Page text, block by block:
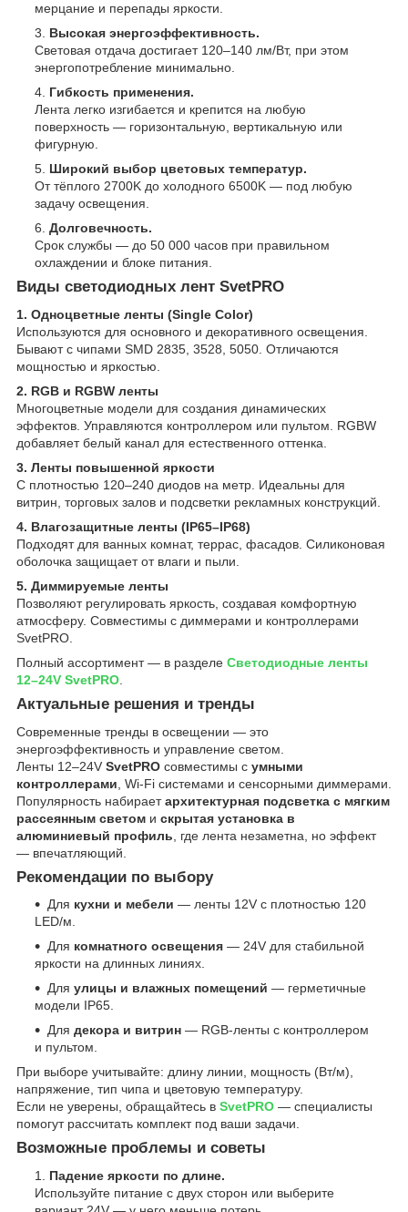
мерцание и перепады яркости.
Высокая энергоэффективность.
Световая отдача достигает 120–140 лм/Вт, при этом
энергопотребление минимально.
Гибкость применения.
Лента легко изгибается и крепится на любую
поверхность — горизонтальную, вертикальную или
фигурную.
Широкий выбор цветовых температур.
От тёплого 2700K до холодного 6500K — под любую
задачу освещения.
Долговечность.
Срок службы — до 50 000 часов при правильном
охлаждении и блоке питания.
Виды светодиодных лент SvetPRO
1. Одноцветные ленты (Single Color)
Используются для основного и декоративного освещения.
Бывают с чипами SMD 2835, 3528, 5050. Отличаются
мощностью и яркостью.
2. RGB и RGBW ленты
Многоцветные модели для создания динамических
эффектов. Управляются контроллером или пультом. RGBW
добавляет белый канал для естественного оттенка.
3. Ленты повышенной яркости
С плотностью 120–240 диодов на метр. Идеальны для
витрин, торговых залов и подсветки рекламных конструкций.
4. Влагозащитные ленты (IP65–IP68)
Подходят для ванных комнат, террас, фасадов. Силиконовая
оболочка защищает от влаги и пыли.
5. Диммируемые ленты
Позволяют регулировать яркость, создавая комфортную
атмосферу. Совместимы с диммерами и контроллерами
SvetPRO.
Полный ассортимент — в разделе Светодиодные ленты
12–24V SvetPRO
Актуальные решения и тренды
Современные тренды в освещении — это
энергоэффективность и управление светом.
Ленты 12–24V SvetPRO совместимы с умными
контроллерами , Wi-Fi системами и сенсорными диммерами.
Популярность набираетархитектурная подсветка с мягким
рассеянным светом и скрытая установка в
алюминиевый профиль , где лента незаметна, но эффект
— впечатляющий.
Рекомендации по выбору
Для кухни и мебели — ленты 12V с плотностью 120
LED/м.
Для комнатного освещения — 24V для стабильной
яркости на длинных линиях.
Для улицы и влажных помещений — герметичные
модели IP65.
Для декора и витрин — RGB-ленты с контроллером
и пультом.
При выборе учитывайте: длину линии, мощность (Вт/м),
напряжение, тип чипа и цветовую температуру.
Если не уверены, обращайтесь в SvetPRO — специалисты
помогут рассчитать комплект под ваши задачи.
Возможные проблемы и советы
Падение яркости по длине.
Используйте питание с двух сторон или выберите